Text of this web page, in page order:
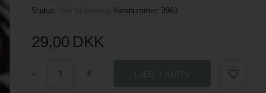
Status: Klar til leveringVarenummer: 3961
29,00 DKK
- +